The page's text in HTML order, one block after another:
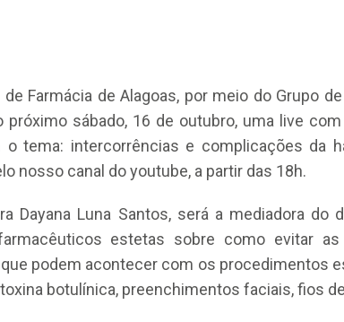
Farmácia de Alagoas, por meio do Grupo
próximo sábado, 16 de outubro, uma live
o tema: intercorrências e complicações da
nosso canal do youtube, a partir das 18h.
Dayana Luna Santos, será a mediadora do
estetas sobre como evitar
podem acontecer com os procedimentos
botulínica, preenchimentos faciais, fios